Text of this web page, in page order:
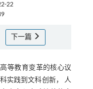
22
下一篇
等教育变革的核心议
实践到文科创新， 人